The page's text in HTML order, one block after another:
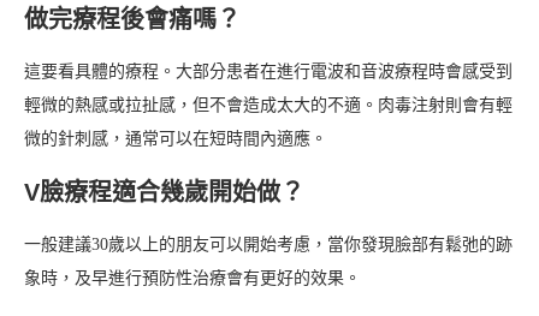
做完療程後會痛嗎？
這要看具體的療程。大部分患者在進行電波和音波療程時會感受到
輕微的熱感或拉扯感，但不會造成太大的不適。肉毒注射則會有輕
微的針刺感，通常可以在短時間內適應。
V臉療程適合幾歲開始做？
一般建議30歲以上的朋友可以開始考慮，當你發現臉部有鬆弛的跡
象時，及早進行預防性治療會有更好的效果。